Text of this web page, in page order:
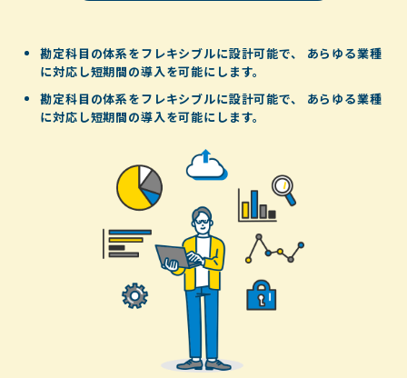
勘定科目の体系をフレキシブルに設計可能で、
あらゆる業種
に対応し短期間の導入を可能にします。
勘定科目の体系をフレキシブルに設計可能で、
あらゆる業種
に対応し短期間の導入を可能にします。